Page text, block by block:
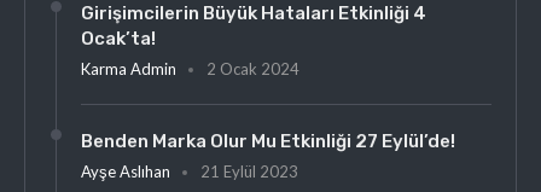
Girişimcilerin Büyük Hataları Etkinliği 4
Ocak’ta!
Karma Admin 2 Ocak 2024
Benden Marka Olur Mu Etkinliği 27 Eylül’de!
Ayşe Aslıhan 21 Eylül 2023